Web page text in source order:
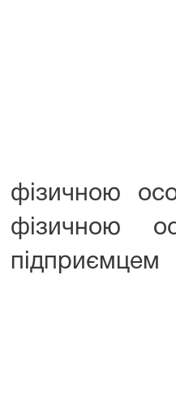
фізичною
фізичною
підприємцем